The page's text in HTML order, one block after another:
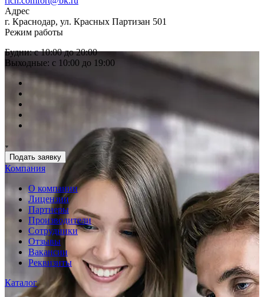
Адрес
г. Краснодар, ул. Красных Партизан 501
Режим работы
Будни: с 10:00 до 20:00
Выходные: с 10:00 до 19:00
Подать заявку
Компания
О компании
Лицензии
Партнеры
Производители
Сотрудники
Отзывы
Вакансии
Реквизиты
Каталог